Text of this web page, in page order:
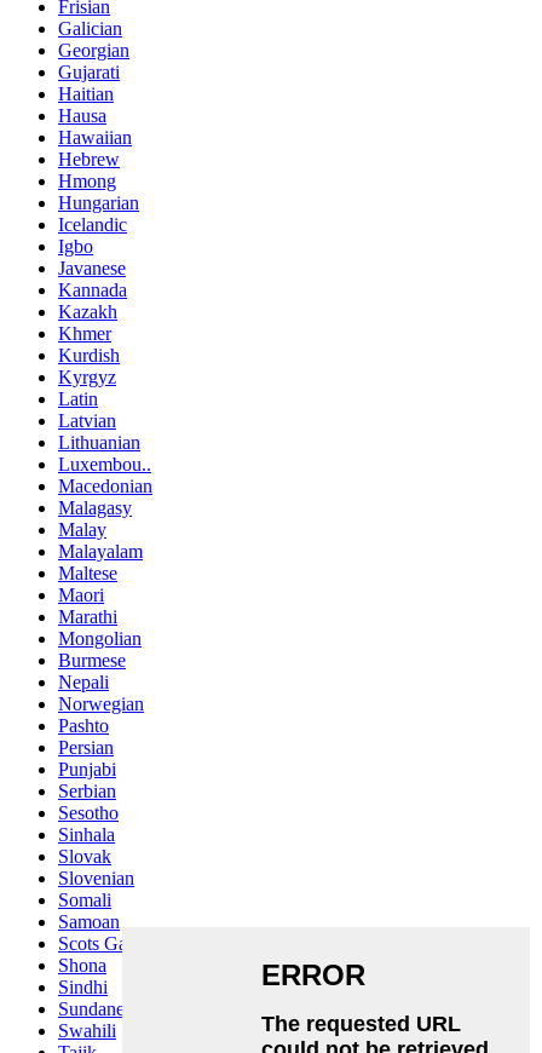
Frisian
Galician
Georgian
Gujarati
Haitian
Hausa
Hawaiian
Hebrew
Hmong
Hungarian
Icelandic
Igbo
Javanese
Kannada
Kazakh
Khmer
Kurdish
Kyrgyz
Latin
Latvian
Lithuanian
Luxembou..
Macedonian
Malagasy
Malay
Malayalam
Maltese
Maori
Marathi
Mongolian
Burmese
Nepali
Norwegian
Pashto
Persian
Punjabi
Serbian
Sesotho
Sinhala
Slovak
Slovenian
Somali
Samoan
Scots Gaelic
Shona
Sindhi
Sundanese
Swahili